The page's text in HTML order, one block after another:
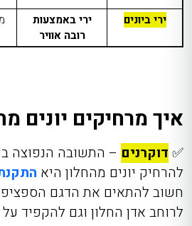
ירי ביונים
ירי באמצעות
רובה אוויר
איך מרחיקים יונים
✅ דוקרנים – התשובה הנפוצה
להרחיק יונים מהחלון היא
חשוב להתאים את הדגם
לרוחב אדן החלון וגם להקפיד